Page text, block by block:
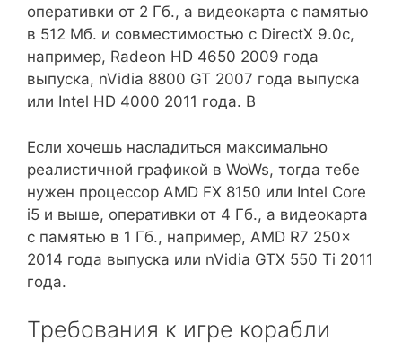
оперативки от 2 Гб., а видеокарта с памятью
в 512 Mб. и совместимостью с DirectX 9.0c,
например, Radeon HD 4650 2009 года
выпуска, nVidia 8800 GT 2007 года выпуска
или Intel HD 4000 2011 года. В
Если хочешь насладиться максимально
реалистичной графикой в WoWs, тогда тебе
нужен процессор AMD FX 8150 или Intel Core
i5 и выше, оперативки от 4 Гб., а видеокарта
с памятью в 1 Гб., например, AMD R7 250x
2014 года выпуска или nVidia GTX 550 Ti 2011
года.
Требования к игре корабли